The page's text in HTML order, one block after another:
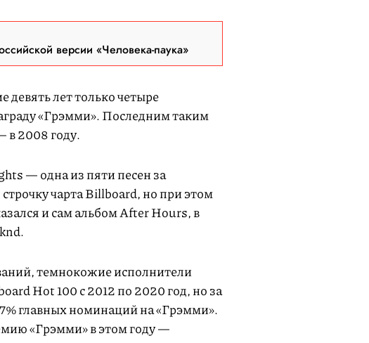
версии «Человека-паука»
девять лет только четыре
«Грэмми». Последним таким
2008 году.
— одна из пяти песен за
чарта Billboard, но при этом
и сам альбом After Hours, в
темнокожие исполнители
Hot 100 с 2012 по 2020 год, но за
главных номинаций на «Грэмми».
«Грэмми» в этом году —